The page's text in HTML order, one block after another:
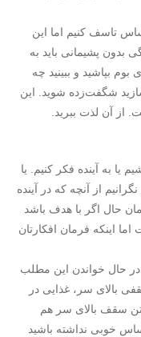
تاسف کنیم اما این
بدون پشیمانی باید به
بپاشید و ببینید چه
شگفت‌زده شوید. این
از آن لذت ببرید.
یا به آینده فکر کنیم. یا
از آنچه که در آینده
حال اگر با هدف باشد
خوب است اما اینکه فرمان افکارتان
حال خواندن این مطلب
بالای سر، غذایی در
سقف بالای سر هم
خوبی نداشته باشید